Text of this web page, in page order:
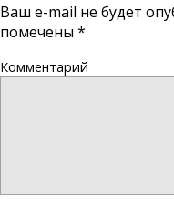
Ваш e-mail не будет
помечены *
Комментарий